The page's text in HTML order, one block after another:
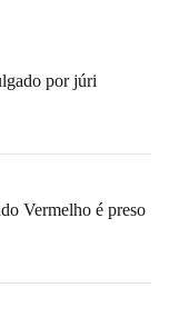
por júri
Vermelho é preso